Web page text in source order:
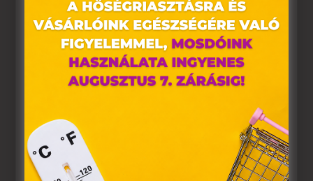
Weboldalunkon „cookie"-kat (továbbiakban „süti")
alkalmazunk. Ezek olyan fájlok, melyek információt
tárolnak webes böngészőjében. Ehhez az Ön
hozzájárulása szükséges.
A „sütiket" az elektronikus hírközlésről szóló 2003. évi C.
törvény, az elektronikus kereskedelmi szolgáltatások, az
információs társadalommal összefüggő szolgáltatások
egyes kérdéseiről szóló 2001. évi CVIII. törvény, valamint
az Európai Unió előírásainak megfelelően használjuk.
Azon weblapoknak, melyek az Európai Unió országain
belül működnek, a „sütik" használatához, és ezeknek a